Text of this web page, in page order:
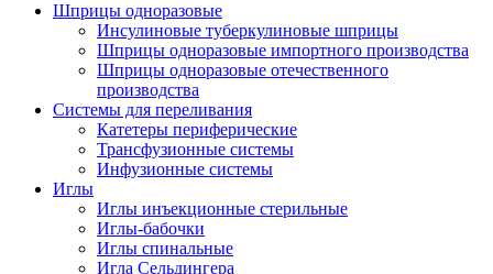
Шприцы одноразовые
Инсулиновые туберкулиновые шприцы
Шприцы одноразовые импортного производства
Шприцы одноразовые отечественного
производства
Системы для переливания
Катетеры периферические
Трансфузионные системы
Инфузионные системы
Иглы
Иглы инъекционные стерильные
Иглы-бабочки
Иглы спинальные
Игла Сельдингера